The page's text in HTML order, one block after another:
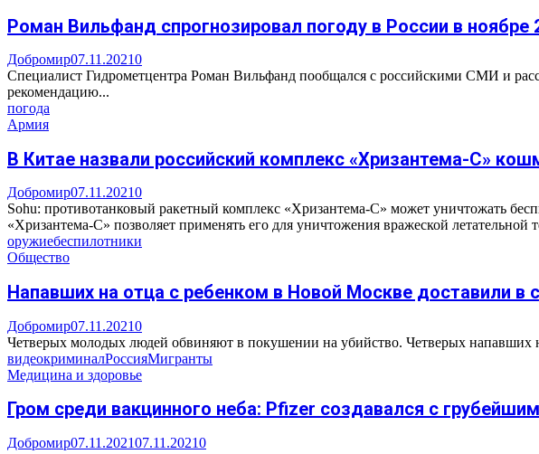
Роман Вильфанд спрогнозировал погоду в России в ноябре
Добромир07.11.20210
Специалист Гидрометцентра Роман Вильфанд пообщался с российскими СМИ и
рекомендацию...
погода
Армия
В Китае назвали российский комплекс «Хризантема-С»
Добромир07.11.20210
Sohu: противотанковый ракетный комплекс «Хризантема-С» может уничтожать
«Хризантема-С» позволяет применять его для уничтожения вражеской летательной
оружиебеспилотники
Общество
Напавших на отца с ребенком в Новой Москве доставили в
Добромир07.11.20210
Четверых молодых людей обвиняют в покушении на убийство. Четверых
видеокриминалРоссияМигранты
Медицина и здоровье
Гром среди вакцинного неба: Pfizer создавался с
Добромир07.11.202107.11.20210